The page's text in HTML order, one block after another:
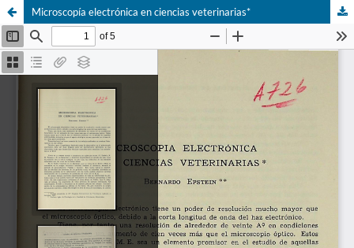
Microscopía electrónica en ciencias veterinarias*